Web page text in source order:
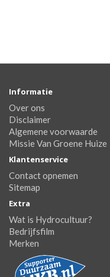
Informatie
Over ons
Disclaimer
Algemene voorwaarde
Missie Van Groene Huize
Klantenservice
Contact opnemen
Sitemap
Extra
Wat is Hydrocultuur?
Bedrijfsfilm
Merken